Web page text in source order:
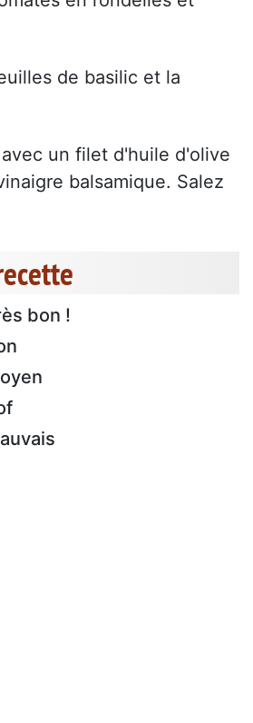
de basilic et la
un filet d'huile d'olive
balsamique. Salez
bon !